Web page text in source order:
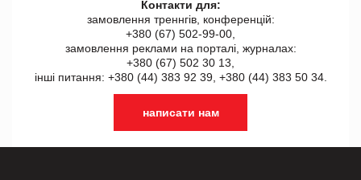
Контакти для:
замовлення треннгів, конференцій:
+380 (67) 502-99-00,
замовлення реклами на порталі, журналах:
+380 (67) 502 30 13,
інші питання: +380 (44) 383 92 39, +380 (44) 383 50 34.
написати нам